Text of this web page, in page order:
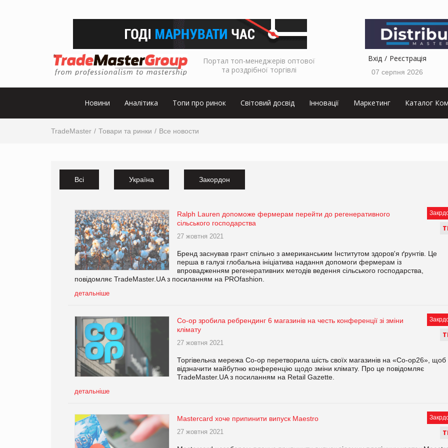
Портал топ-менеджерів оптової
та роздрібної торгівлі
Вхід Реєстрація
07 серпня 2026
Новини Аналітика Топи про ринок Світовий досвід Інновації Маркетинг Каталог
TradeMaster Товари та ринки Все новости
Всі Україна Закордон
Т
Ralph Lauren допоможе фермерам перейти до регенеративного
сільського господарства
27 жовтня 2021
Бренд заснував грант спільно з американським Інститутом здоров'я ґрунтів. Це
перша в галузі глобальна ініціатива надання допомоги фермерам із
впровадженням регенеративних методів ведення сільського господарства,
повідомляє TradeMaster.UA з посиланням на PROfashion.
детальніше
Т
Co-op зробила ребрендинг 6 магазинів на честь конференції зі зміни
клімату
27 жовтня 2021
Торгівельна мережа Co-op перетворила шість своїх магазинів на «Co-op26», щоб
відзначити майбутню конференцію щодо зміни клімату. Про це повідомляє
TradeMaster.UA з посиланням на Retail Gazette.
детальніше
Т
Mastercard хоче припинити випуск Maestro
27 жовтня 2021